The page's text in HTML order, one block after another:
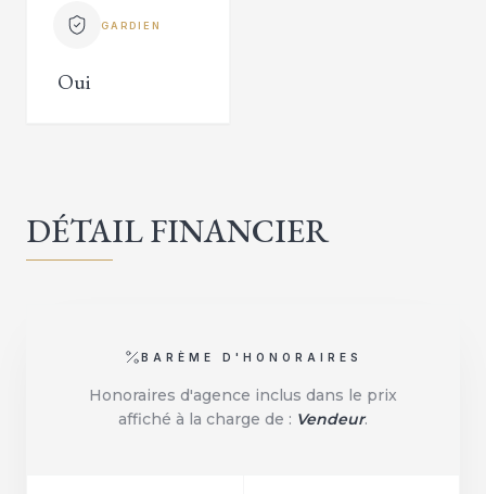
GARDIEN
Oui
DÉTAIL FINANCIER
BARÈME D'HONORAIRES
Honoraires d'agence inclus dans le prix
affiché à la charge de : Vendeur.